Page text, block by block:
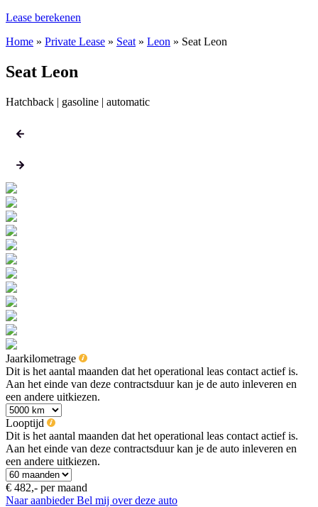
Lease berekenen
Home » Private Lease » Seat » Leon » Seat Leon
Seat Leon
Hatchback | gasoline | automatic
Jaarkilometrage
Dit is het aantal maanden dat het operational leas contact actief is.
Aan het einde van deze contractsduur kan je de auto inleveren en
een andere uitkiezen.
Looptijd
Dit is het aantal maanden dat het operational leas contact actief is.
Aan het einde van deze contractsduur kan je de auto inleveren en
een andere uitkiezen.
€ 482,- per maand
Naar aanbiederBel mij over deze auto